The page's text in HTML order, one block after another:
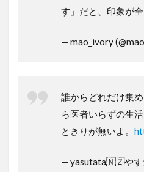
す」だと、印象が全
— mao_ivory
誰からどれだけ集
ら医者いらずの生
ときりが無いよ。
— yasutata🇳🇿やす